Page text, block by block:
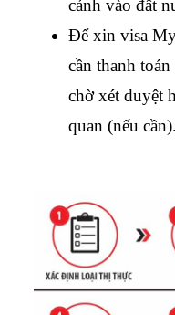
cảnh vào đất
Để xin visa
cần thanh
chờ xét duyệt
quan (nếu cần).